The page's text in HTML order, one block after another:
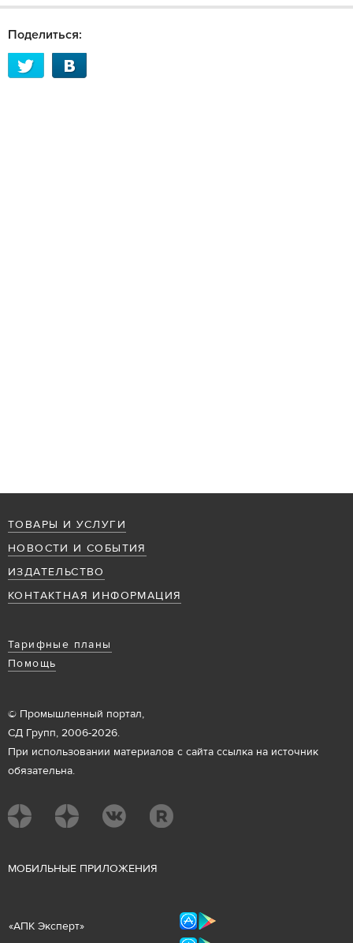
Поделиться:
ТОВАРЫ И УСЛУГИ
НОВОСТИ И СОБЫТИЯ
ИЗДАТЕЛЬСТВО
КОНТАКТНАЯ ИНФОРМАЦИЯ
Тарифные планы
Помощь
© Промышленный портал,
СД Групп, 2006-2026.
При использовании материалов с сайта ссылка на источник
обязательна.
МОБИЛЬНЫЕ ПРИЛОЖЕНИЯ
«АПК Эксперт»